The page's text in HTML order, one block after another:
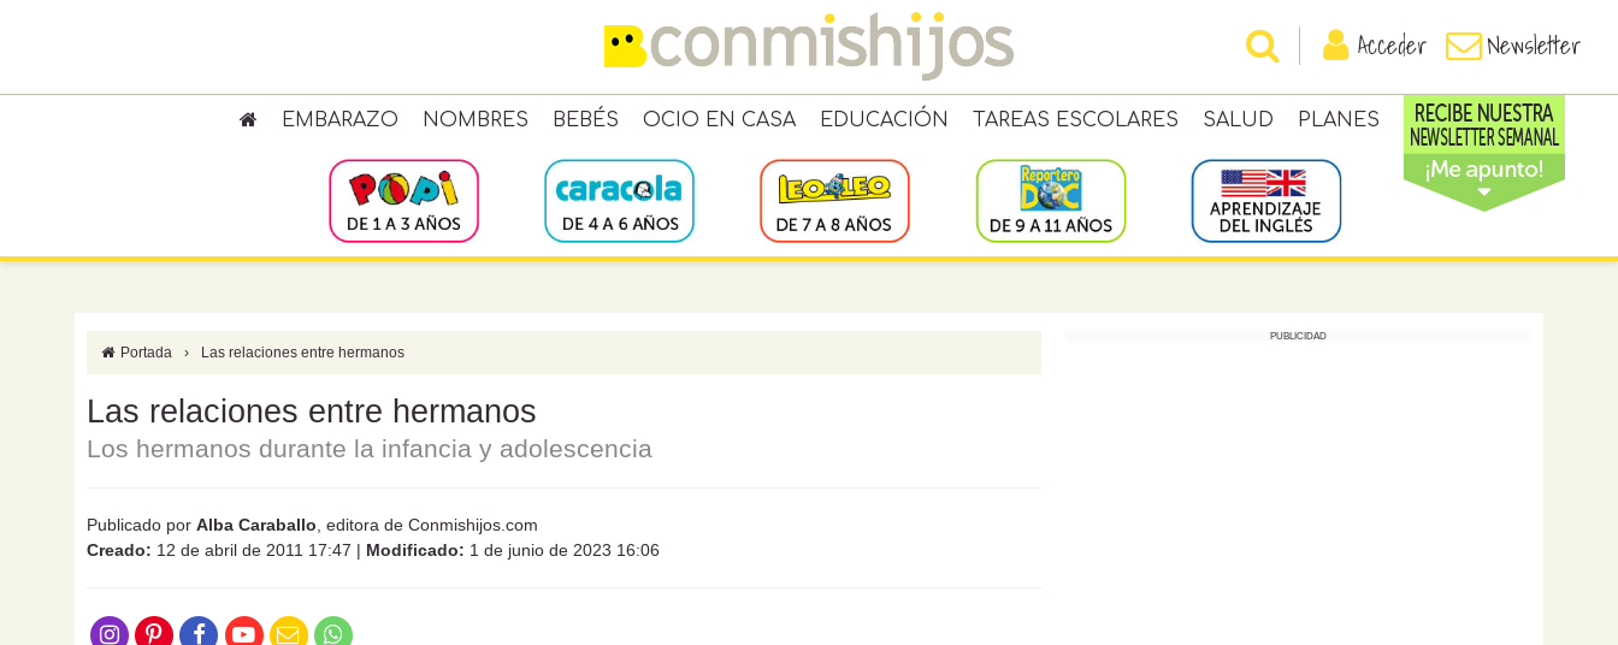
Acceder Newsletter
EMBARAZO NOMBRES BEBÉS OCIO EN CASA EDUCACIÓN TAREAS ESCOLARES SALUD PLANES
Portada › Las relaciones entre hermanos
Las relaciones entre hermanos
Los hermanos durante la infancia y adolescencia
Publicado por Alba Caraballo , editora de Conmishijos.com
Creado: 12 de abril de 2011 17:47 | Modificado: 1 de junio de 2023 16:06
PUBLICIDAD